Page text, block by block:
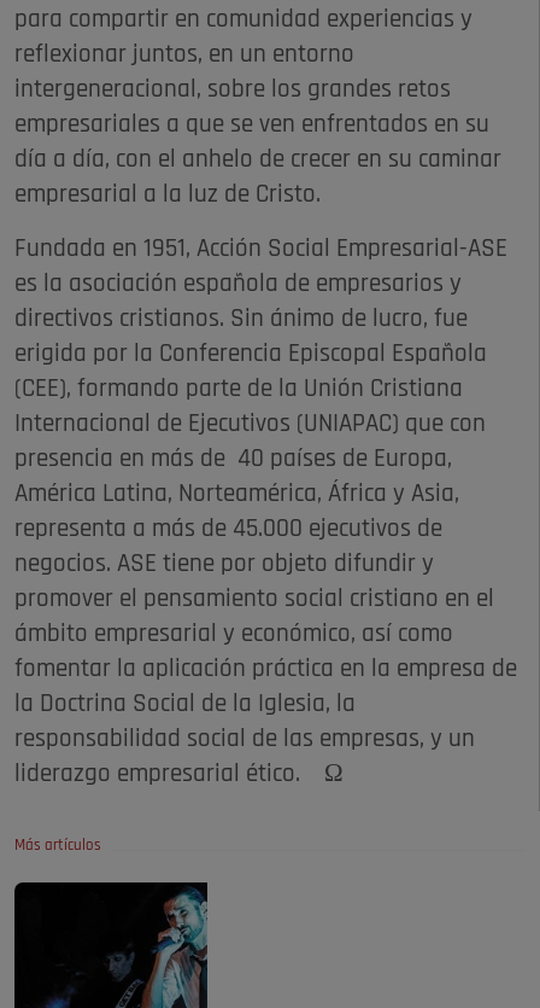
para compartir en comunidad experiencias y
reflexionar juntos, en un entorno
intergeneracional, sobre los grandes retos
empresariales a que se ven enfrentados en su
día a día, con el anhelo de crecer en su caminar
empresarial a la luz de Cristo.
Fundada en 1951, Acción Social Empresarial-ASE
es la asociación española de empresarios y
directivos cristianos. Sin ánimo de lucro, fue
erigida por la Conferencia Episcopal Española
(CEE), formando parte de la Unión Cristiana
Internacional de Ejecutivos (UNIAPAC) que con
presencia en más de 40 países de Europa,
América Latina, Norteamérica, África y Asia,
representa a más de 45.000 ejecutivos de
negocios. ASE tiene por objeto difundir y
promover el pensamiento social cristiano en el
ámbito empresarial y económico, así como
fomentar la aplicación práctica en la empresa de
la Doctrina Social de la Iglesia, la
responsabilidad social de las empresas, y un
liderazgo empresarial ético. Ω
Más artículos